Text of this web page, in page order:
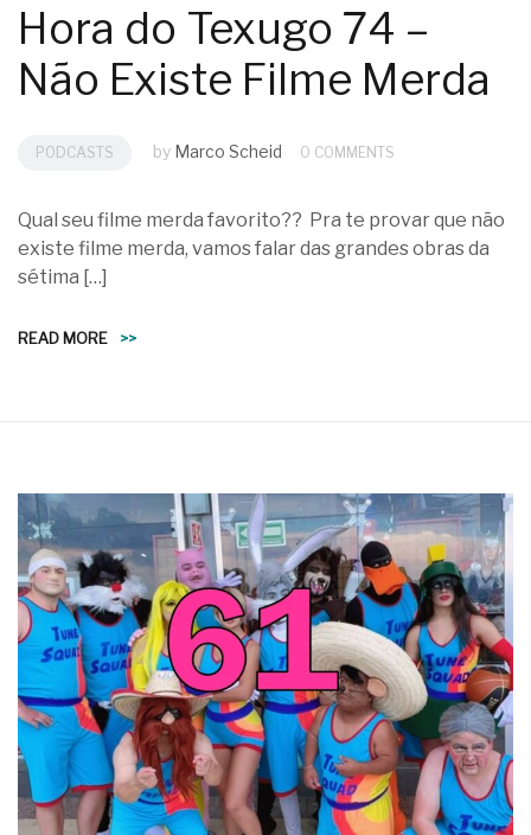
Hora do Texugo 74 –
Não Existe Filme Merda
PODCASTS by Marco Scheid 0 COMMENTS
Qual seu filme merda favorito?? Pra te provar que não
existe filme merda, vamos falar das grandes obras da
sétima […]
READ MORE >>